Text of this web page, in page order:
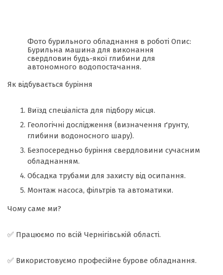
Фото бурильного обладнання в роботі Опис:
Бурильна машина для виконання
свердловин будь-якої глибини для
автономного водопостачання.
Як відбувається буріння
Виїзд спеціаліста для підбору місця.
Геологічні дослідження (визначення ґрунту,
глибини водоносного шару).
Безпосередньо буріння свердловини сучасним
обладнанням.
Обсадка трубами для захисту від осипання.
Монтаж насоса, фільтрів та автоматики.
Чому саме ми?
✅ Працюємо по всій Чернігівській області.
✅ Використовуємо професійне бурове обладнання.